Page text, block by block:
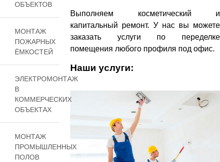
Выполняем косметический и
капитальный ремонт. У нас вы можете
заказать услуги по переделке
помещения любого профиля под офис.
Наши услуги:
ОБЪЕКТОВ
МОНТАЖ
ПОЖАРНЫХ
ЁМКОСТЕЙ
ЭЛЕКТРОМОНТАЖ
В
КОММЕРЧЕСКИХ
ОБЪЕКТАХ
МОНТАЖ
ПРОМЫШЛЕННЫХ
ПОЛОВ